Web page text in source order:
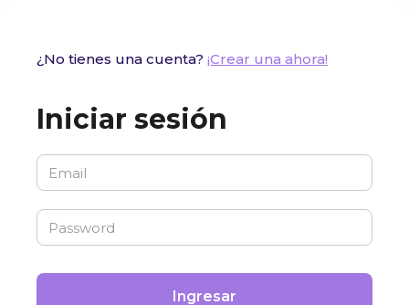
¿No tienes una cuenta? ¡Crear una ahora!
Iniciar sesión